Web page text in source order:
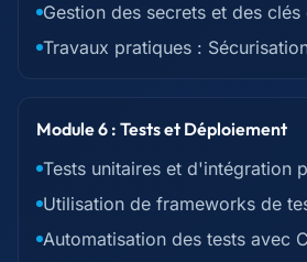
Gestion des secrets et des
Travaux pratiques :
Module 6 : Tests et Déploiement
Tests unitaires et d'intégration
Utilisation de frameworks de
Automatisation des tests avec